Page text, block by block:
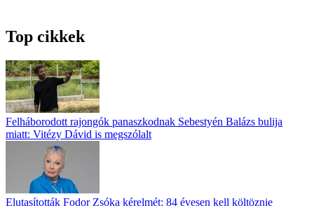
Top cikkek
Felháborodott rajongók panaszkodnak Sebestyén Balázs bulija
miatt: Vitézy Dávid is megszólalt
Elutasították Fodor Zsóka kérelmét: 84 évesen kell költöznie